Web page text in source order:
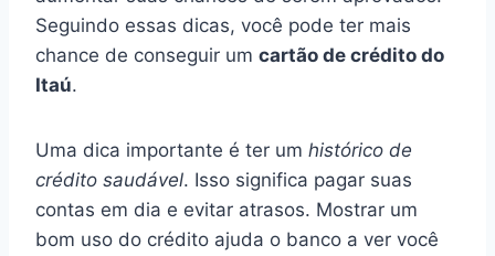
Seguindo essas dicas, você pode ter mais
chance de conseguir um cartão de crédito do
Itaú.
Uma dica importante é ter um histórico de
crédito saudável. Isso significa pagar suas
contas em dia e evitar atrasos. Mostrar um
bom uso do crédito ajuda o banco a ver você